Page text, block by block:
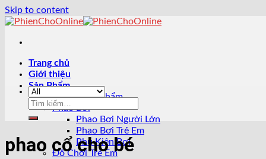
Skip to content
Trang chủ
Giới thiệu
Sản Phẩm
Tất Cả Sản Phẩm
Phao Bơi
Phao Bơi Người Lớn
Phao Bơi Trẻ Em
Phụ Kiện Bơi
Đồ Chơi Trẻ Em
phao cổ cho bé